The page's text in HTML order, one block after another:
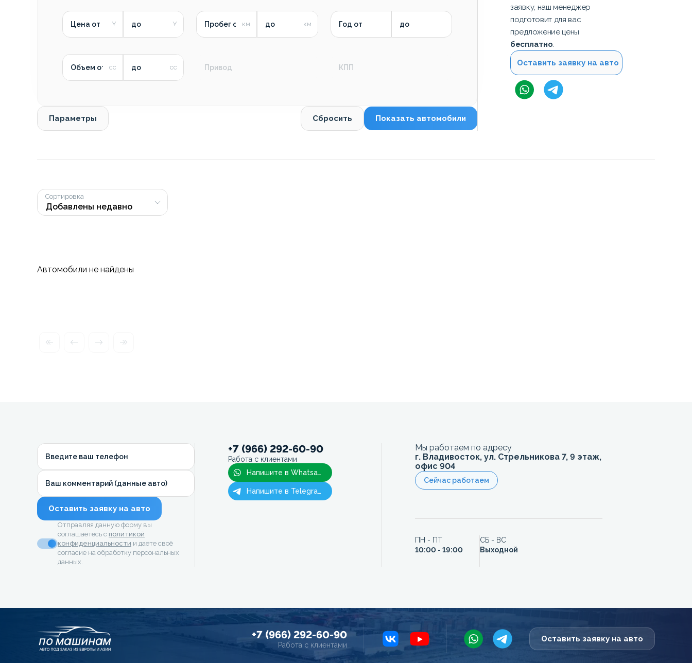
Цена от до Пробег от до Год от до
Объем от до Привод КПП
Параметры Сбросить Показать автомобили
заявку, наш менеджер
подготовит для вас
предложение цены
бесплатно.
Оставить заявку на авто
Сортировка
Автомобили не найдены
Введите ваш телефон
Ваш комментарий (данные авто)
Оставить заявку на авто
Отправляя данную форму вы
соглашаетесь с политикой
конфиденциальности и даёте своё
согласие на обработку персональных
данных.
+7 (966) 292-60-90
Работа с клиентами
Напишите в Whatsapp
Напишите в Telegram
Мы работаем по адресу
г. Владивосток, ул. Стрельникова 7, 9 этаж,
офис 904
Сейчас работаем
ПН - ПТ
10:00 - 19:00
СБ - ВС
Выходной
+7 (966) 292-60-90
Работа с клиентами
Оставить заявку на авто